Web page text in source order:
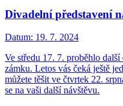
Divadelní představení
Datum: 19. 7. 2024
Ve středu 17. 7. proběhlo
zámku. Letos vás čeká ještě
můžete těšit ve čtvrtek 22.
se na vaši další návštěvu.